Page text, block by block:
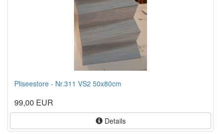
Pliseestore - Nr.311 VS2 50x80cm
99,00 EUR
Details